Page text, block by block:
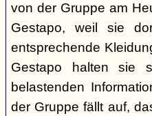
von der Gruppe am
Gestapo, weil sie
entsprechende
Gestapo halten sie
belastenden
der Gruppe fällt auf,